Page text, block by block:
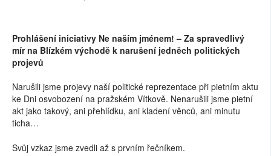
Prohlášení iniciativy Ne naším jménem! – Za spravedlivý
mír na Blízkém východě k narušení jedněch politických
projevů
Narušili jsme projevy naší politické reprezentace při pietním aktu
ke Dni osvobození na pražském Vítkově. Nenarušili jsme pietní
akt jako takový, ani přehlídku, ani kladení věnců, ani minutu
ticha…
Svůj vzkaz jsme zvedli až s prvním řečníkem.